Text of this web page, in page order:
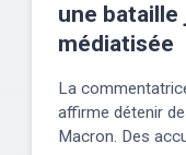
une
médiatisée
La
affirme détenir
Macron. Des